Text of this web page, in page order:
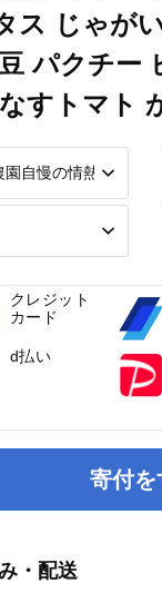
ス じゃが
パクチー
すトマト
寄付を
・配送
クレジット
カード
d払い